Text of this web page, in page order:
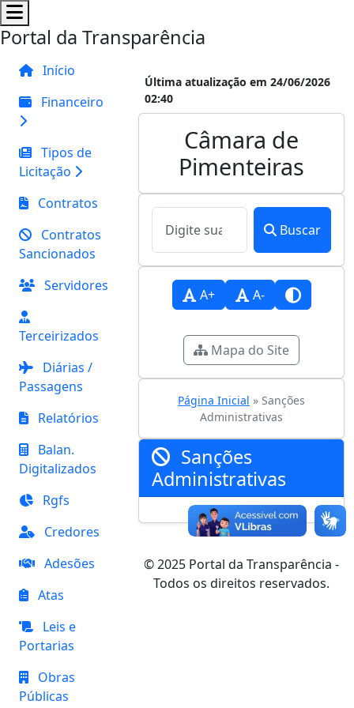
Portal da Transparência
Início
Financeiro
Tipos de
Licitação
Contratos
Contratos
Sancionados
Servidores
Terceirizados
Diárias /
Passagens
Relatórios
Balan.
Digitalizados
Rgfs
Credores
Adesões
Atas
Leis e
Portarias
Obras
Públicas
Última atualização em 24/06/2026
02:40
Câmara de
Pimenteiras
Buscar
A+ A-
Mapa do Site
Página Inicial » Sanções
Administrativas
Sanções
Administrativas
© 2025 Portal da Transparência -
Todos os direitos reservados.